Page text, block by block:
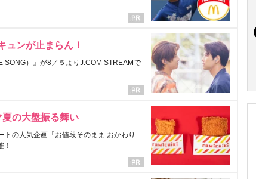
ュンが止まらん！
SONG）』が8／５よりJ:COM STREAMで
の大盤振る舞い
の人気企画「お値段そのまま おかわり
！